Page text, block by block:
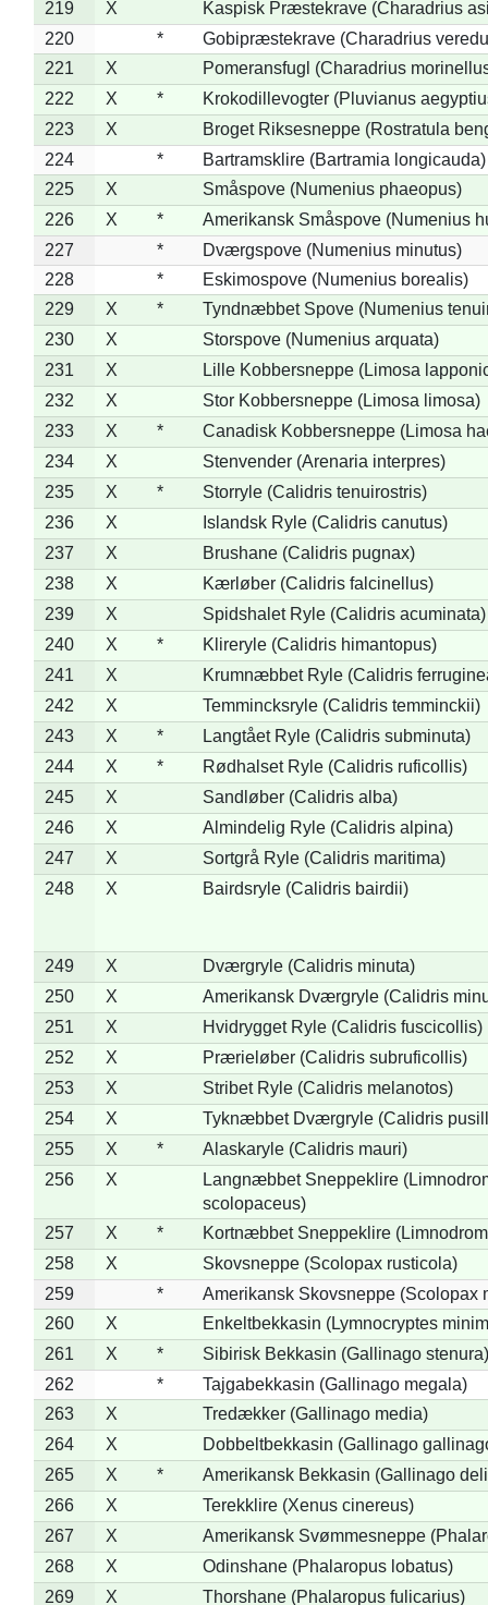
219 X
Kaspisk Præstekrave (Charadrius
220
*
Gobipræstekrave (Charadrius
221
X
Pomeransfugl (Charadrius
222
X *
Krokodillevogter (Pluvianus
223
X
Broget Riksesneppe (Rostratula
224
*
Bartramsklire (Bartramia longicauda)
225
X
Småspove (Numenius phaeopus)
226
X *
Amerikansk Småspove (Numenius
227
*
Dværgspove (Numenius minutus)
228
*
Eskimospove (Numenius borealis)
229
X *
Tyndnæbbet Spove (Numenius
230
X
Storspove (Numenius arquata)
231
X
Lille Kobbersneppe (Limosa
232
X
Stor Kobbersneppe (Limosa limosa)
233
X *
Canadisk Kobbersneppe (Limosa
234
X
Stenvender (Arenaria interpres)
235
X *
Storryle (Calidris tenuirostris)
236
X
Islandsk Ryle (Calidris canutus)
237
X
Brushane (Calidris pugnax)
238
X
Kærløber (Calidris falcinellus)
239
X
Spidshalet Ryle (Calidris acuminata)
240
X *
Klireryle (Calidris himantopus)
241
X
Krumnæbbet Ryle (Calidris
242
X
Temmincksryle (Calidris temminckii)
243
X *
Langtået Ryle (Calidris subminuta)
244
X *
Rødhalset Ryle (Calidris ruficollis)
245
X
Sandløber (Calidris alba)
246
X
Almindelig Ryle (Calidris alpina)
247
X
Sortgrå Ryle (Calidris maritima)
248
X Bairdsryle (Calidris bairdii)
249 X
Dværgryle (Calidris minuta)
250
X
Amerikansk Dværgryle (Calidris
251
X
Hvidrygget Ryle (Calidris fuscicollis)
252
X
Prærieløber (Calidris subruficollis)
253
X
Stribet Ryle (Calidris melanotos)
254
X
Tyknæbbet Dværgryle (Calidris
255
X *
Alaskaryle (Calidris mauri)
256
X
Langnæbbet Sneppeklire
scolopaceus)
257
X *
Kortnæbbet Sneppeklire
258
X
Skovsneppe (Scolopax rusticola)
259
*
Amerikansk Skovsneppe (Scolopax
260
X
Enkeltbekkasin (Lymnocryptes
261
X *
Sibirisk Bekkasin (Gallinago stenura)
262
*
Tajgabekkasin (Gallinago megala)
263
X
Tredækker (Gallinago media)
264
X
Dobbeltbekkasin (Gallinago
265
X *
Amerikansk Bekkasin (Gallinago
266
X
Terekklire (Xenus cinereus)
267
X
Amerikansk Svømmesneppe
268
X
Odinshane (Phalaropus lobatus)
269
X
Thorshane (Phalaropus fulicarius)